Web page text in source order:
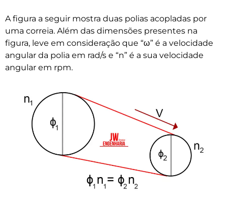
A figura a seguir mostra duas polias acopladas por
uma correia. Além das dimensões presentes na
figura, leve em consideração que “ω” é a velocidade
angular da polia em rad/s e “n” é a sua velocidade
angular em rpm.